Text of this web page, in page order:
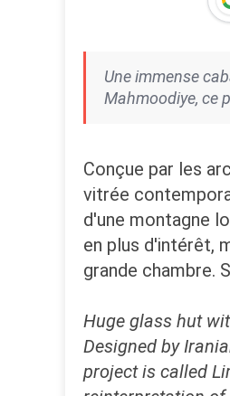
Une immense
Mahmoodiye, ce
Conçue par les
vitrée
d'une montagne
en plus d'intérêt,
grande chambre.
Huge glass hut
Designed by
project is called